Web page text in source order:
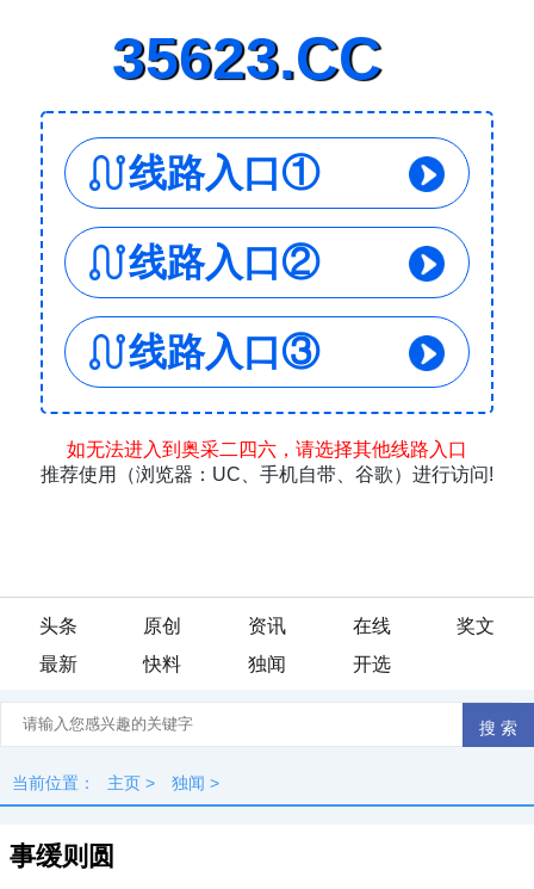
头条 原创 资讯 在线
奖文
最新
快料 独闻 开选
当前位置： 主页 > 独闻 >
事缓则圆